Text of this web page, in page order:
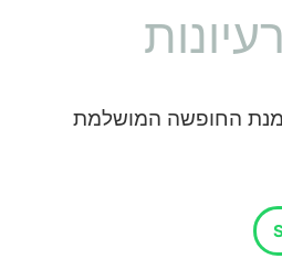
החופשה המושלמת